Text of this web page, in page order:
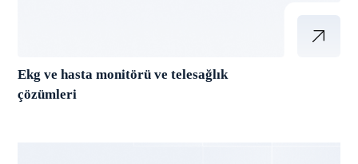
Ekg ve hasta monitörü ve telesağlık
çözümleri